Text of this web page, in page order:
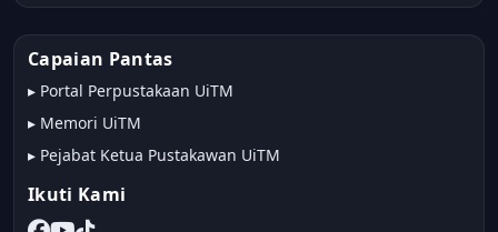
Capaian Pantas
▸ Portal Perpustakaan UiTM
▸ Memori UiTM
▸ Pejabat Ketua Pustakawan UiTM
Ikuti Kami